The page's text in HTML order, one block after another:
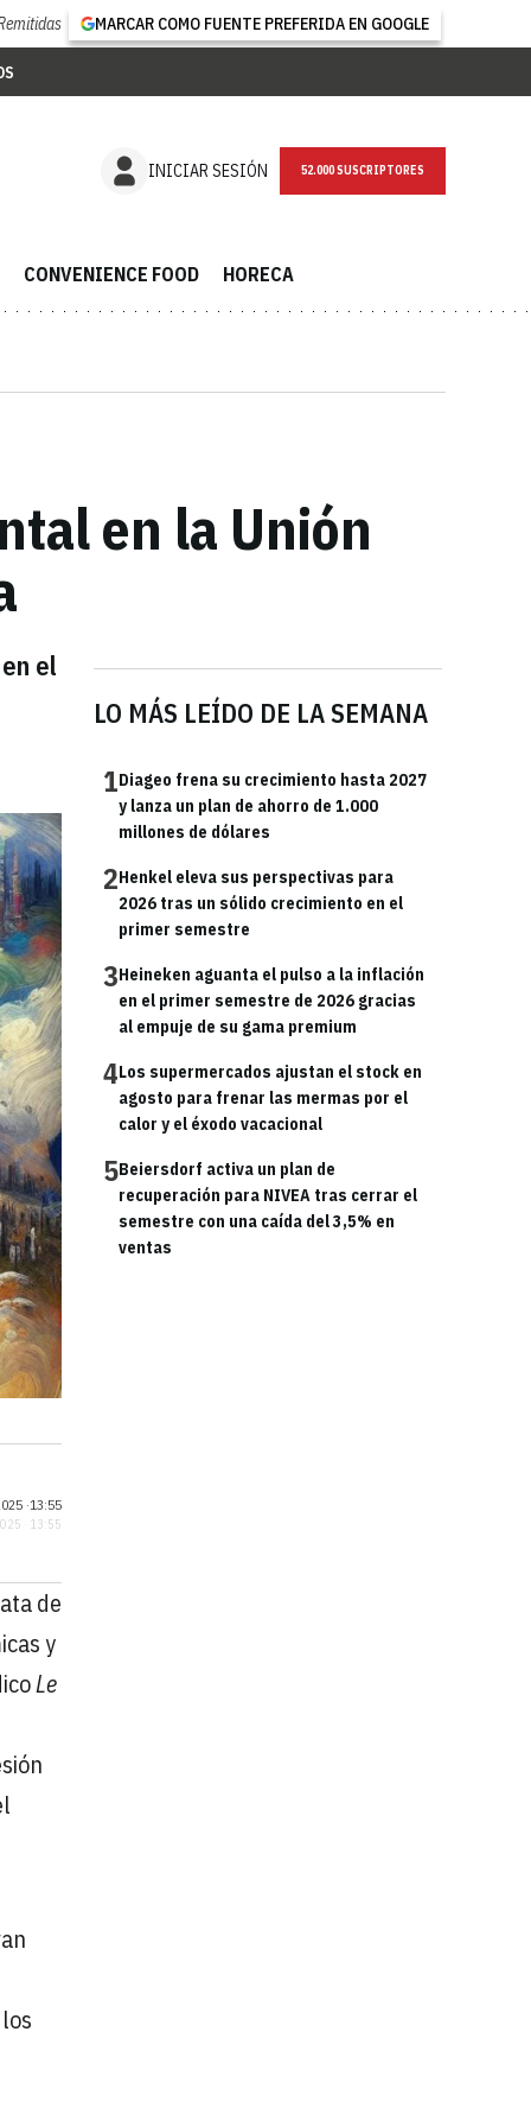
MARCAR COMO FUENTE PREFERIDA EN GOOGLE
INICIAR SESIÓN NEWSLETTER
CONVENIENCE FOOD HORECA
en la Unión
el
LO MÁS LEÍDO DE LA SEMANA
1Diageo frena su crecimiento hasta 2027
y lanza un plan de ahorro de 1.000
millones de dólares
2Henkel eleva sus perspectivas para
2026 tras un sólido crecimiento en el
primer semestre
3Heineken aguanta el pulso a la inflación
en el primer semestre de 2026 gracias
al empuje de su gama premium
4Los supermercados ajustan el stock en
agosto para frenar las mermas por el
calor y el éxodo vacacional
5Beiersdorf activa un plan de
recuperación para NIVEA tras cerrar el
semestre con una caída del 3,5% en
ventas
·13:55
· 13:55
de
y
Le